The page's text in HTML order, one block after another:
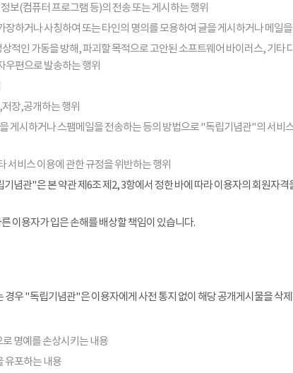
보(컴퓨터 프로그램 등)의 전송 또는 게시하는 행위
하거나 사칭하여 또는 타인의 명의를 모용하여 글을 게시하거나 메일
적인 가동을 방해, 파괴할 목적으로 고안된 소프트웨어 바이러스, 기타
우편으로 발송하는 행위
장,공개하는 행위
게시하거나 스팸메일을 전송하는 등의 방법으로 "독립기념관"의 서비
비스 이용에 관한 규정을 위반하는 행위
념관"은 본 약관 제6조 제2, 3항에서 정한 바에 따라 이용자의 회원자격
이용자가 입은 손해를 배상할 책임이 있습니다.
우 "독립기념관"은 이용자에게 사전 통지 없이 해당 공개게시물을 삭
명예를 손상시키는 내용
유포하는 내용